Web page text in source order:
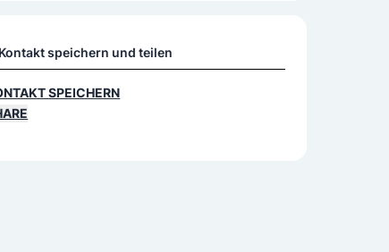
Kontakt speichern und teilen
SPEICHERN